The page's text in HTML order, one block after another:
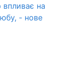
впливає на
- нове